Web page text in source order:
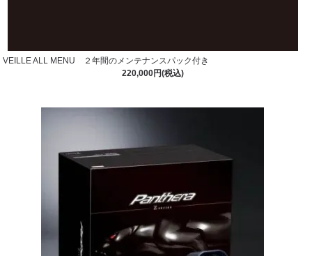
VEILLE ALL MENU ２年間のメンテナンスパック付き
220,000円(税込)